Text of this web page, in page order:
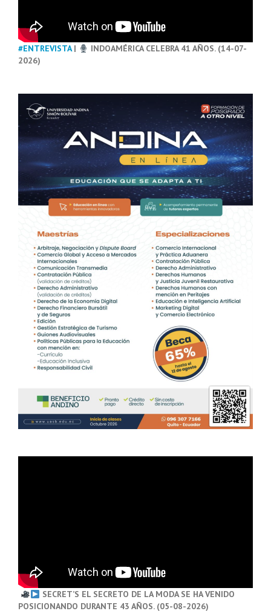
#ENTREVISTA|
INDOAMÉRICA CELEBRA 41 AÑOS. (14-07-
2026)
SECRET’S EL SECRETO DE LA MODA SE HA VENIDO
POSICIONANDO DURANTE 43 AÑOS. (05-08-2026)